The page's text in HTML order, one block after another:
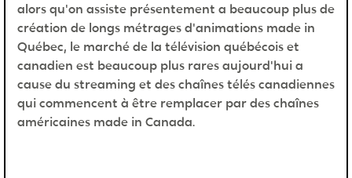
alors qu'on assiste présentement a beaucoup plus de
création de longs métrages d'animations made in
Québec, le marché de la télévision québécois et
canadien est beaucoup plus rares aujourd'hui a
cause du streaming et des chaînes télés canadiennes
qui commencent à être remplacer par des chaînes
américaines made in Canada.